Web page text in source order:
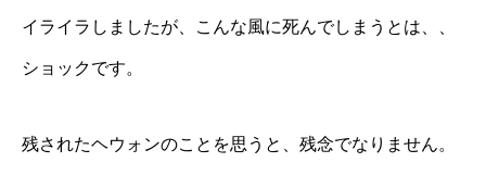
イライラしましたが、こんな風に死んでしまうとは、、
ショックです。
残されたヘウォンのことを思うと、残念でなりません。